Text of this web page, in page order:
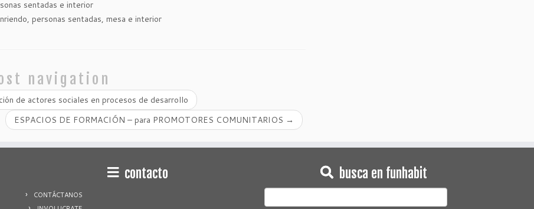
navigation
de actores sociales en procesos de desarrollo
ESPACIOS DE FORMACIÓN – para PROMOTORES COMUNITARIOS →
contacto
CONTÁCTANOS
busca en funhabit
Search
for: